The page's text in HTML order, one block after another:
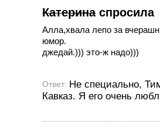
Катеринаспросила
Алла,хвала лепо за
юмор.
джедай.))) это-ж надо)))
Ответ: Не специально,
Кавказ. Я его очень